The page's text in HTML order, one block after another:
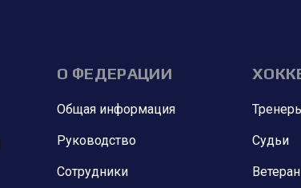
О ФЕДЕРАЦИИ
Общая информация
Руководство
Сотрудники
Судьи